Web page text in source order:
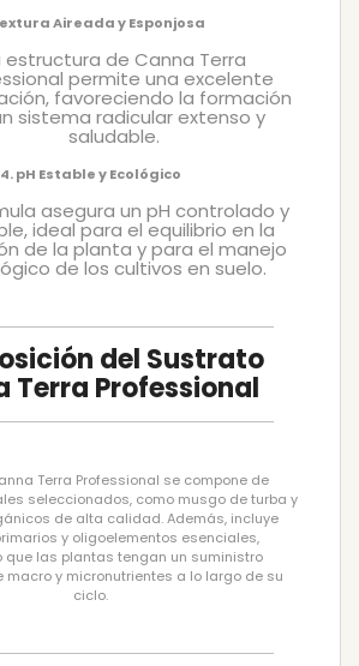
Aireada y Esponjosa
estructura de Canna Terra
permite una excelente
favoreciendo la formación
sistema radicular extenso y
saludable.
4. pH Estable y Ecológico
asegura un pH controlado y
ideal para el equilibrio en la
de la planta y para el manejo
de los cultivos en suelo.
del Sustrato
Terra Professional
Terra Professional se compone de
seleccionados, como musgo de turba y
de alta calidad. Además, incluye
y oligoelementos esenciales,
que las plantas tengan un suministro
macro y micronutrientes a lo largo de su
ciclo.